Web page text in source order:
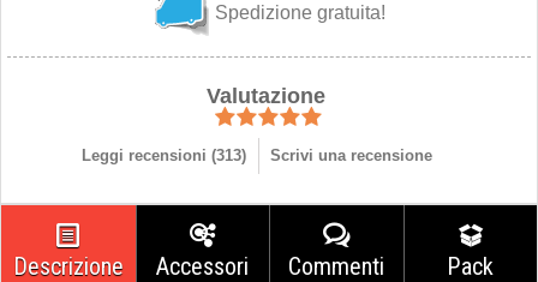
Spedizione gratuita!
Valutazione
Leggi recensioni (313) Scrivi una recensione
Descrizione Accessori Commenti Pack